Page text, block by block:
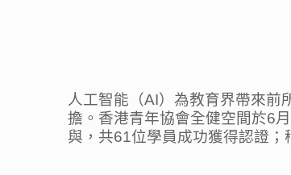
人工智能（AI）為教育界帶來前
擔。香港青年協會全健空間於6
與，共61位學員成功獲得認證；